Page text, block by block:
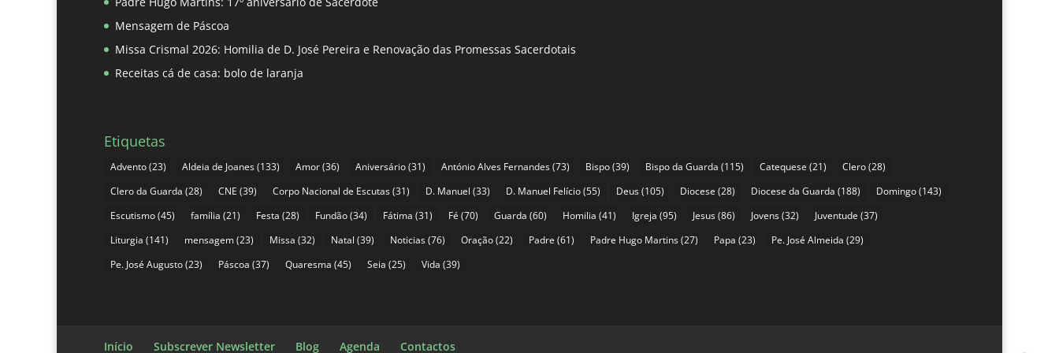
Mensagem de Páscoa
Missa Crismal 2026: Homilia de D. José Pereira e Renovação das Promessas Sacerdotais
Receitas cá de casa: bolo de laranja
Etiquetas
Advento(23) Aldeia de Joanes(133) Amor(36) Aniversário(31) António Alves Fernandes(73) Bispo(39) Bispo da Guarda (115) Catequese (21) Clero(28)
Clero da Guarda (28) CNE (39) Corpo Nacional de Escutas(31) D. Manuel (33) D. Manuel Felício(55) Deus(105) Diocese (28) Diocese da Guarda (188) Domingo(143)
Escutismo(45) família (21) Festa (28) Fundão(34) Fátima (31) Fé (70) Guarda (60) Homilia (41) Igreja (95) Jesus(86) Jovens(32) Juventude (37)
Liturgia (141) mensagem(23) Missa (32) Natal (39) Noticias(76) Oração(22) Padre (61) Padre Hugo Martins(27) Papa (23) Pe. José Almeida (29)
Pe. José Augusto(23) Páscoa (37) Quaresma (45) Seia (25) Vida (39)
Início Subscrever Newsletter Blog Agenda Contactos